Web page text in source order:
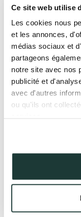
Ce site web utilise
Les cookies nous
et les annonces,
médias sociaux et
partageons
notre site avec nos
publicité et
avec d'autres
ou qu'ils ont
QUI
41
territoire
Un
historique
Vizille est
Château de
plus de 100
le château
Révolution
véritable poumon
respiration
cadre idéal pour
nature. Sa
et contribue à
https://